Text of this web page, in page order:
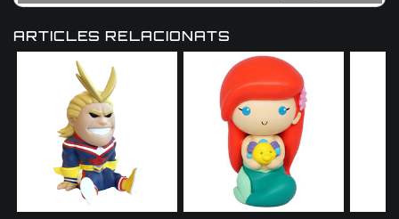
ARTICLES RELACIONATS